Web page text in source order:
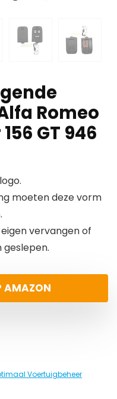
Romeo
GT 946
moeten deze vorm
vervangen of
AMAZON
Voertuigbeheer